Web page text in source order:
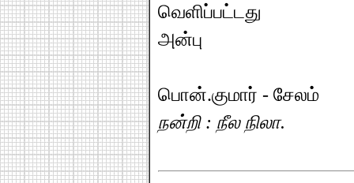
வெளிப்பட்டது
அன்பு
பொன்.குமார் - சேலம்
நன்றி : நீல நிலா.